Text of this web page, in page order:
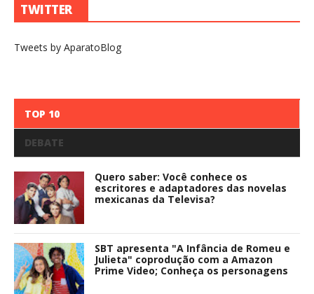
TWITTER
Tweets by AparatoBlog
TOP 10
DEBATE
Quero saber: Você conhece os
escritores e adaptadores das novelas
mexicanas da Televisa?
SBT apresenta "A Infância de Romeu e
Julieta" coprodução com a Amazon
Prime Video; Conheça os personagens